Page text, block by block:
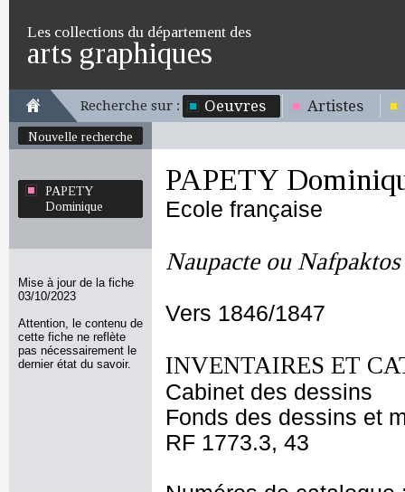
Les collections du département des
arts graphiques
Recherche sur : Oeuvres Artistes
Nouvelle recherche
PAPETY
Dominique
Mise à jour de la fiche
03/10/2023
Attention, le contenu de
cette fiche ne reflète
pas nécessairement le
dernier état du savoir.
PAPETY
Ecole française
Naupacte ou
Vers 1846/1847
INVENTAIRES ET
Cabinet des dessins
Fonds des dessins et
RF 1773.3, 43